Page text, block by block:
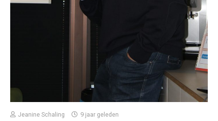
Jeanine Schaling 9 jaar geleden